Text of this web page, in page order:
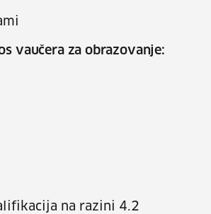
vaučera za obrazovanje:
na razini 4.2